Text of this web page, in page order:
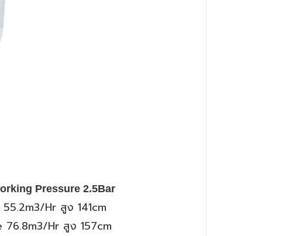
Pressure 2.5Bar
55.2m3/Hr สูง 141cm
76.8m3/Hr สูง 157cm